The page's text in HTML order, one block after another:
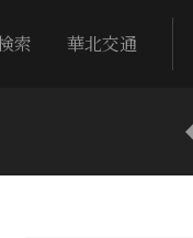
索 華北交通